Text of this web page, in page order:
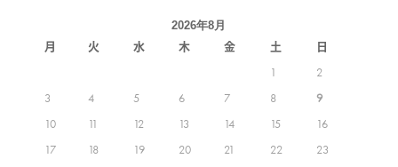
2026年8月
月 火 水 木 金 土
日
1
2
3
4 5 6 7 8
9
10
11 12 13 14 15
16
17
18 19 20 21 22
23